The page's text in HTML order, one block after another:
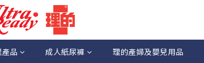
品 成人紙尿褲 理的產婦及嬰兒用品